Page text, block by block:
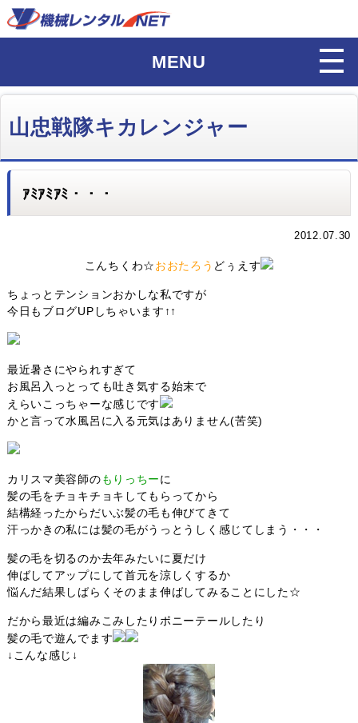
MENU
山忠戦隊キカレンジャー
ｱﾐｱﾐｱﾐ・・・
2012.07.30
こんちくわ☆おおたろう どぅえす
ちょっとテンションおかしな私ですが
今日もブログUPしちゃいます↑↑
最近暑さにやられすぎて
お風呂入っとっても吐き気する始末で
えらいこっちゃーな感じです
かと言って水風呂に入る元気はありません(苦笑)
カリスマ美容師のもりっちーに
髪の毛をチョキチョキしてもらってから
結構経ったからだいぶ髪の毛も伸びてきて
汗っかきの私には髪の毛がうっとうしく感じてしまう・・・
髪の毛を切るのか去年みたいに夏だけ
伸ばしてアップにして首元を涼しくするか
悩んだ結果しばらくそのまま伸ばしてみることにした☆
だから最近は編みこみしたりポニーテールしたり
髪の毛で遊んでます
↓こんな感じ↓